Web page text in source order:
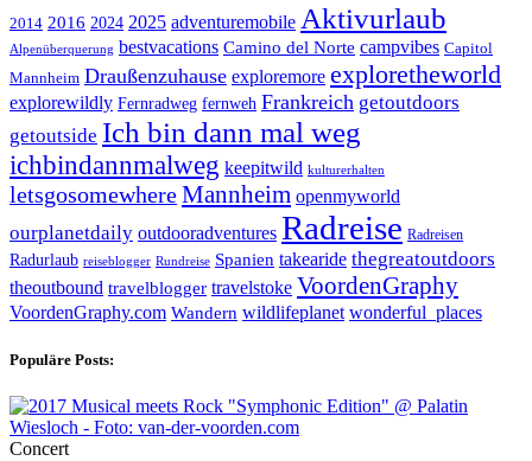
2014 2016 2024 2025 adventuremobile Aktivurlaub
Alpenüberquerung bestvacations Camino del Norte campvibes Capitol
Mannheim Draußenzuhause exploremore exploretheworld
explorewildly Fernradweg fernweh Frankreich getoutdoors
getoutside Ich bin dann mal weg
ichbindannmalweg keepitwild kulturerhalten
letsgosomewhereMannheim openmyworld
ourplanetdaily outdooradventures Radreise Radreisen
Radurlaub reiseblogger Rundreise Spanien takearide thegreatoutdoors
theoutbound travelblogger travelstoke VoordenGraphy
VoordenGraphy.com Wandern wildlifeplanet wonderful_places
Populäre Posts:
Concert